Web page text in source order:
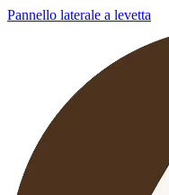
Pannello laterale a levetta